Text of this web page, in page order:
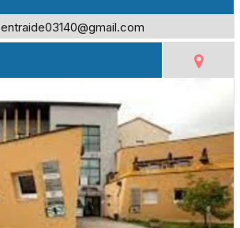
entraide03140@gmail.com